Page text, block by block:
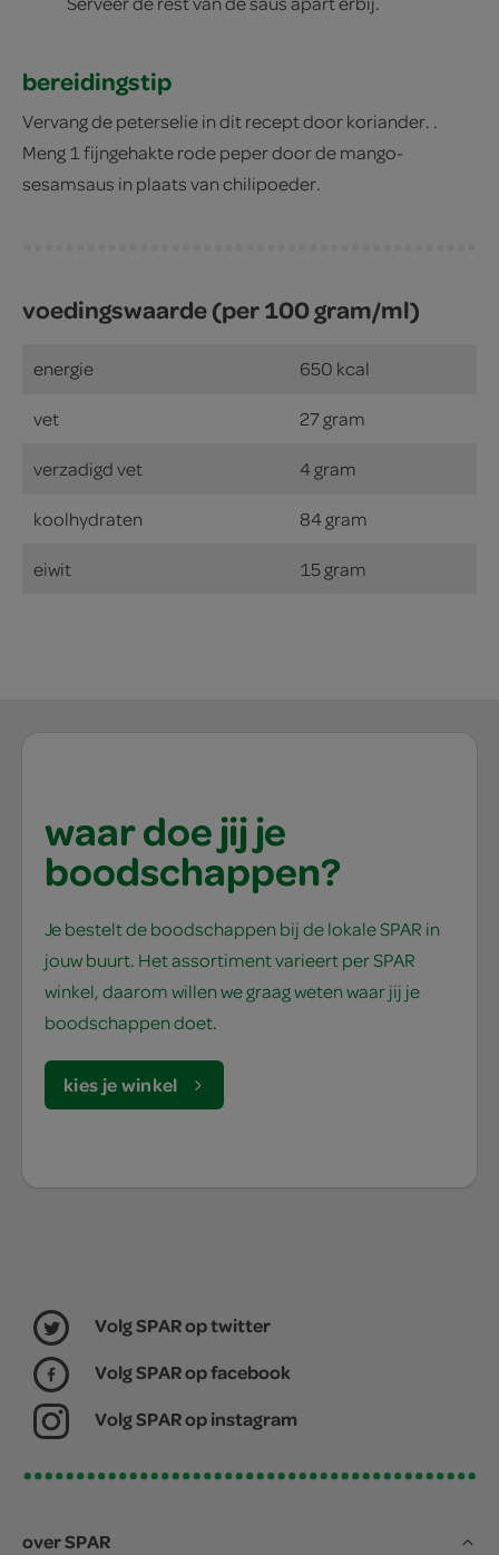
bereidingstip
Vervang de peterselie in dit recept door koriander. .
Meng 1 fijngehakte rode peper door de mango-
sesamsaus in plaats van chilipoeder.
voedingswaarde (per 100 gram/ml)
energie 650 kcal
vet 27 gram
verzadigd vet 4 gram
koolhydraten 84 gram
eiwit 15 gram
waar doe jij je
boodschappen?
Je bestelt de boodschappen bij de lokale SPAR in
jouw buurt. Het assortiment varieert per SPAR
winkel, daarom willen we graag weten waar jij je
boodschappen doet.
kies je winkel
Volg SPAR op twitter
Volg SPAR op facebook
Volg SPAR op instagram
over SPAR